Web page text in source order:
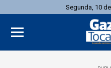
Segunda, 10